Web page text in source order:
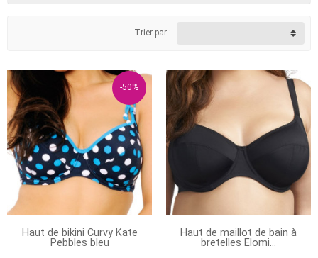
Trier par :
-50%
PRODUIT DISPONIBLE AVEC
D'AUTRES OPTIONS
Haut de bikini Curvy Kate
Pebbles bleu
PRODUIT DISPONIBLE AVEC
D'AUTRES OPTIONS
Haut de maillot de bain à
bretelles Elomi...